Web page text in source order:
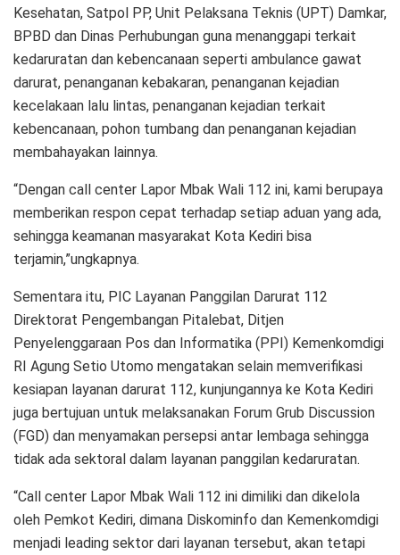
Kesehatan, Satpol PP, Unit Pelaksana Teknis (UPT) Damkar,
BPBD dan Dinas Perhubungan guna menanggapi terkait
kedaruratan dan kebencanaan seperti ambulance gawat
darurat, penanganan kebakaran, penanganan kejadian
kecelakaan lalu lintas, penanganan kejadian terkait
kebencanaan, pohon tumbang dan penanganan kejadian
membahayakan lainnya.
“Dengan call center Lapor Mbak Wali 112 ini, kami berupaya
memberikan respon cepat terhadap setiap aduan yang ada,
sehingga keamanan masyarakat Kota Kediri bisa
terjamin,”ungkapnya.
Sementara itu, PIC Layanan Panggilan Darurat 112
Direktorat Pengembangan Pitalebat, Ditjen
Penyelenggaraan Pos dan Informatika (PPI) Kemenkomdigi
RI Agung Setio Utomo mengatakan selain memverifikasi
kesiapan layanan darurat 112, kunjungannya ke Kota Kediri
juga bertujuan untuk melaksanakan Forum Grub Discussion
(FGD) dan menyamakan persepsi antar lembaga sehingga
tidak ada sektoral dalam layanan panggilan kedaruratan.
“Call center Lapor Mbak Wali 112 ini dimiliki dan dikelola
oleh Pemkot Kediri, dimana Diskominfo dan Kemenkomdigi
menjadi leading sektor dari layanan tersebut, akan tetapi